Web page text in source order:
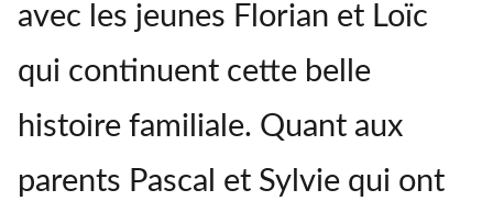
avec les jeunes Florian et Loïc
qui continuent cette belle
histoire familiale. Quant aux
parents Pascal et Sylvie qui ont